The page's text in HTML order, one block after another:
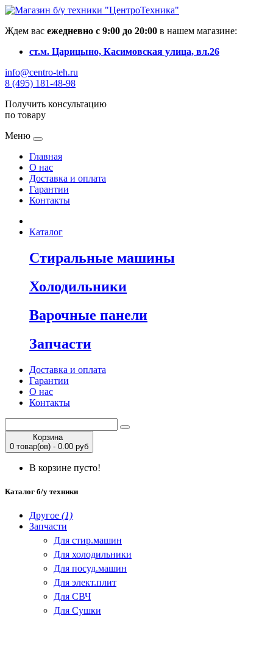
Ждем вас ежедневно с 9:00 до 20:00 в нашем магазине:
ст.м. Царицыно, Касимовская улица, вл.26
info@centro-teh.ru
8 (495) 181-48-98
Получить консультацию
по товару
Меню
Главная
О нас
Доставка и оплата
Гарантии
Контакты
Каталог
Стиральные машины
Холодильники
Варочные панели
Запчасти
Доставка и оплата
Гарантии
О нас
Контакты
Корзина
0 товар(ов) - 0.00 руб
В корзине пусто!
Каталог б/у техники
Другое (1)
Запчасти
Для стир.машин
Для холодильники
Для посуд.машин
Для элект.плит
Для СВЧ
Для Сушки